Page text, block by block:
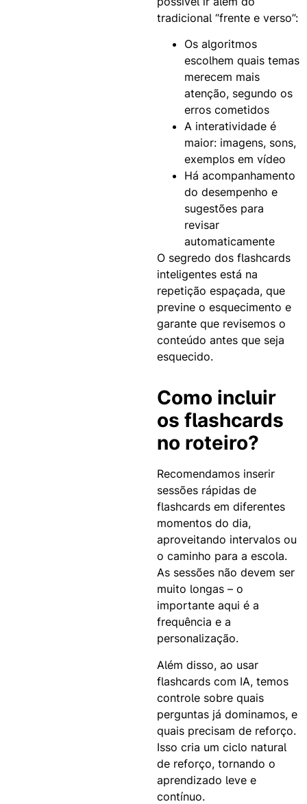
tradicional “frente e verso”:
Os algoritmos
escolhem quais temas
merecem mais
atenção, segundo os
erros cometidos
A interatividade é
maior: imagens, sons,
exemplos em vídeo
Há acompanhamento
do desempenho e
sugestões para
revisar
automaticamente
O segredo dos flashcards
inteligentes está na
repetição espaçada, que
previne o esquecimento e
garante que revisemos o
conteúdo antes que seja
esquecido.
Como incluir
os flashcards
no roteiro?
Recomendamos inserir
sessões rápidas de
flashcards em diferentes
momentos do dia,
aproveitando intervalos ou
o caminho para a escola.
As sessões não devem ser
muito longas – o
importante aqui é a
frequência e a
personalização.
Além disso, ao usar
flashcards com IA, temos
controle sobre quais
perguntas já dominamos, e
quais precisam de reforço.
Isso cria um ciclo natural
de reforço, tornando o
aprendizado leve e
contínuo.